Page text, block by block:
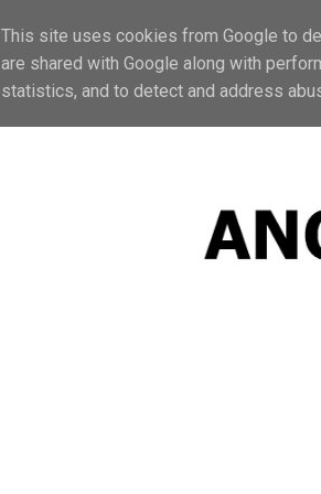
This site uses cookies from Google to
are shared with Google along with
statistics, and to detect and address